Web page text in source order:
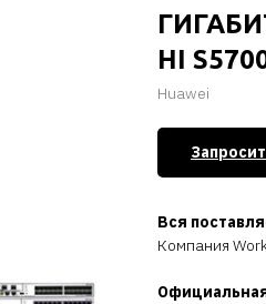
HI
Huawei
Вся
Компания